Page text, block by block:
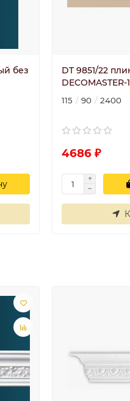
без
DT 9851/22
115 90 2400
4686 ₽